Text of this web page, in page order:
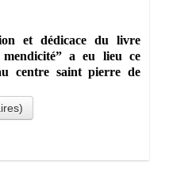
et dédicace du livre
a eu lieu ce
centre saint pierre de